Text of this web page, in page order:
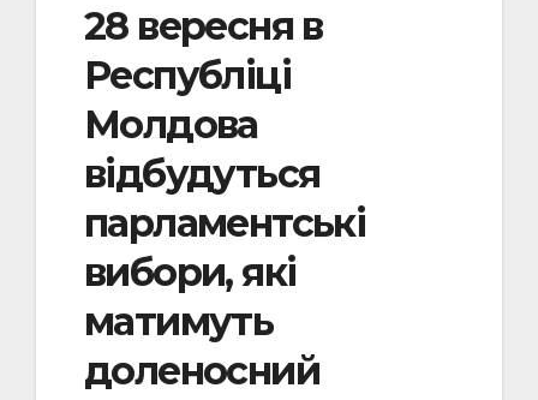
28 вересня в
Республіці
Молдова
відбудуться
парламентські
вибори, які
матимуть
доленосний